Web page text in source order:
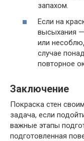
запахом.
Если на
высыхания —
или
случае
повторное
Заключение
Покраска стен
задача, если
важные этапы
подготовленная